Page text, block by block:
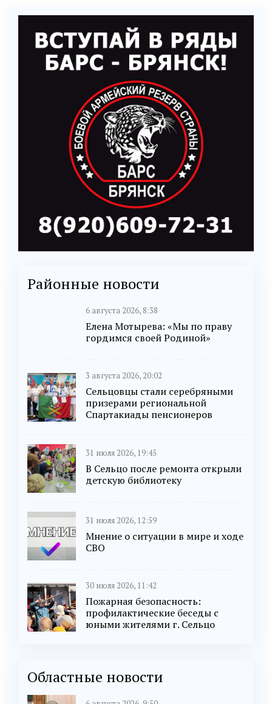
Районные новости
6 августа 2026, 8:38
Елена Мотырева: «Мы по праву
гордимся своей Родиной»
3 августа 2026, 20:02
Сельцовцы стали серебряными
призерами региональной
Спартакиады пенсионеров
31 июля 2026, 19:45
В Сельцо после ремонта открыли
детскую библиотеку
31 июля 2026, 12:59
Мнение о ситуации в мире и ходе
СВО
30 июля 2026, 11:42
Пожарная безопасность:
профилактические беседы с
юными жителями г. Сельцо
Областные новости